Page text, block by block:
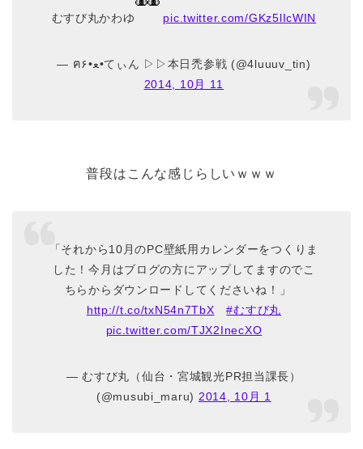
むすび丸かわゆ pic.twitter.com/GKz5lIcWIN
— ฅ۶•ﻌ•てぃん ▷▷本日禿参戦 (@4luuuv_tin)
2014, 10月 11
普段はこんな感じらしいｗｗｗ
「それから10月のPC壁紙用カレンダーをつくりま
した！今月はブログの方にアップしてますのでこ
ちらからダウンロードしてくださいね！」
http://t.co/txN54n7TbX
#むすび丸
pic.twitter.com/TJX2InecXO
— むすび丸（仙台・宮城観光PR担当課長）
(@musubi_maru) 2014, 10月 1